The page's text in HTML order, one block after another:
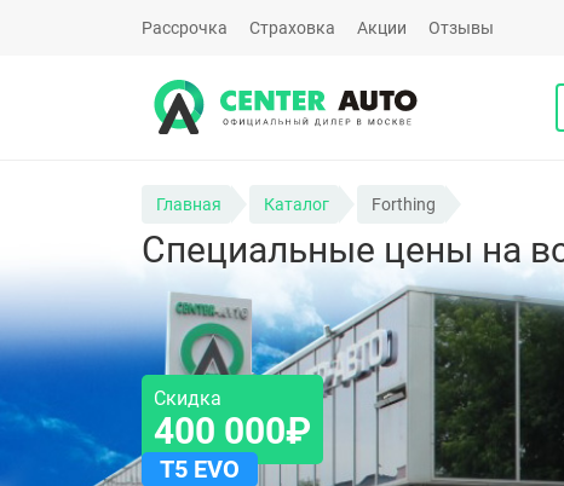
Рассрочка Страховка Акции Отзывы
Главная Каталог Forthing
Специальные цены на
Скидка
400 000₽
T5 EVO